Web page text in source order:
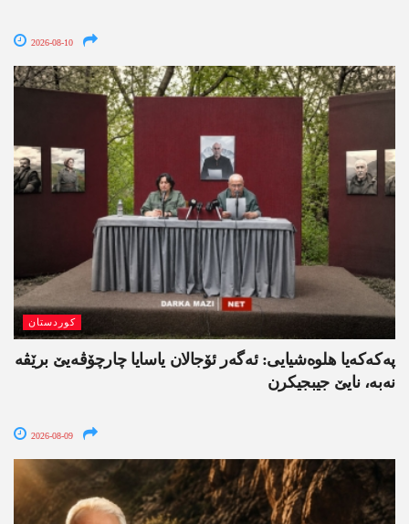
2026-08-10
کوردستان
په‌كه‌كه‌یا هلوه‌شیایی: ئەگەر ئۆجالان یاسایا چارچۆڤەیێ برێڤە
نه‌به‌، نایێ جیبجیکرن
2026-08-09